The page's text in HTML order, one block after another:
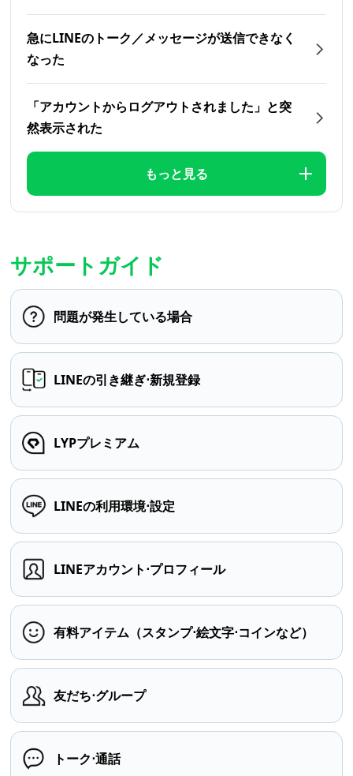
急にLINEのトーク／メッセージが送信できなく
なった
「アカウントからログアウトされました」と突
然表示された
もっと見る
サポートガイド
問題が発生している場合
LINEの引き継ぎ⋅新規登録
LYPプレミアム
LINEの利用環境⋅設定
LINEアカウント⋅プロフィール
有料アイテム（スタンプ⋅絵文字⋅コインなど）
友だち⋅グループ
トーク⋅通話